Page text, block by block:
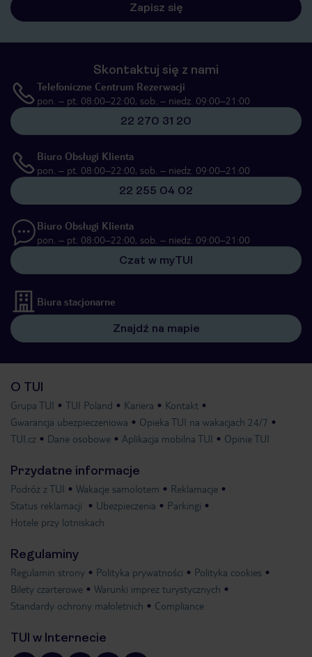
Zapisz się
Skontaktuj się z nami
Telefoniczne Centrum Rezerwacji
pon. – pt. 08:00–22:00, sob. – niedz. 09:00–21:00
22 270 31 20
Biuro Obsługi Klienta
pon. – pt. 08:00–22:00, sob. – niedz. 09:00–21:00
22 255 04 02
Biuro Obsługi Klienta
pon. – pt. 08:00–22:00, sob. – niedz. 09:00–21:00
Czat w myTUI
Biura stacjonarne
Znajdź na mapie
O TUI
Grupa TUI TUI Poland Kariera
Kontakt
Gwarancja ubezpieczeniowa
Opieka TUI na wakacjach 24/7
TUI.cz
Dane osobowe Aplikacja mobilna TUI Opinie TUI
Przydatne informacje
Podróż z TUI Wakacje samolotem
Reklamacje
Status reklamacji
Ubezpieczenia
Parkingi
Hotele przy lotniskach
Regulaminy
Regulamin strony Polityka prywatności
Polityka cookies
Bilety czarterowe
Warunki imprez turystycznych
Standardy ochrony małoletnich
Compliance
TUI w Internecie